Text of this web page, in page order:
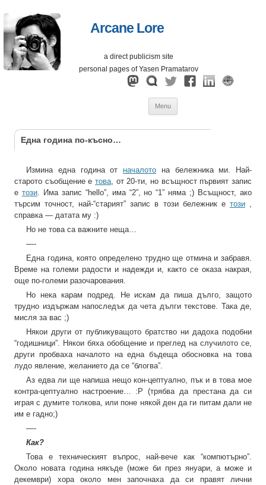
Arcane Lore
a direct publicism site
personal pages of Yasen Pramatarov
Menu
Една година по-късно…
Измина една година от началото на бележника ми. Най-
старото съобщение е това, от 20-ти, но всъщност първият запис
е този. Има запис “hello”, има “2”, но “1” няма ;) Всъщност, ако
търсим точност, най-“старият” запис в този бележник е този,
справка — датата му :)
Но не това са важните неща…
—-
Една година, която определено трудно ще отмина и забравя.
Време на големи радости и надежди и, както се оказа накрая,
още по-големи разочарования.
Но нека карам подред. Не искам да пиша дълго, защото
трудно издържам напоследък да чета дълги текстове. Така де,
мисля за вас ;)
Някои други от публикуващото братство ни дадоха подобни
“годишници”. Някои бяха обобщение и преглед на случилото се,
други пробваха началото на една бъдеща обосновка на това
лудо явление, желанието да се “блогва”.
Аз едва ли ще напиша нещо кон-цептуално, пък и в това мое
контра-цептуално настроение… :Р (трябва да престана да си
играя с думите толкова, или поне някой ден да ги питам дали не
им е гадно;)
—-
Как?
Това е техническият въпрос, най-вече как “компютърно”.
Около новата година някъде (може би през януари, а може и
декември) хора около мен започнаха да си правят лични